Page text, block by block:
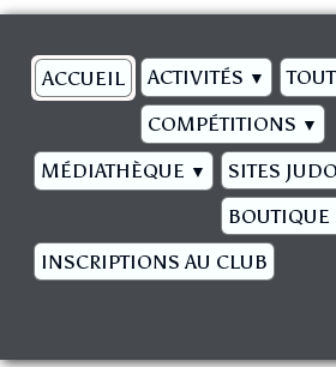
ACCUEIL ACTIVITÉS ▼
COMPÉTITIONS ▼
MÉDIATHÈQUE ▼
SITES JUDO
BOUTIQUE
INSCRIPTIONS AU CLUB